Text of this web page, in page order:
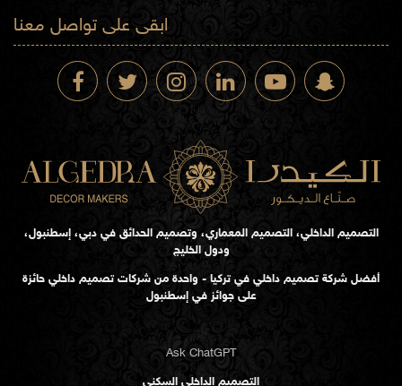
ابقى على تواصل معنا
التصميم الداخلي، التصميم المعماري، وتصميم الحدائق في دبي، إسطنبول،
ودول الخليج
أفضل شركة تصميم داخلي في تركيا - واحدة من شركات تصميم داخلي حائزة
على جوائز في إسطنبول
Ask ChatGPT
التصميم الداخلي السكني